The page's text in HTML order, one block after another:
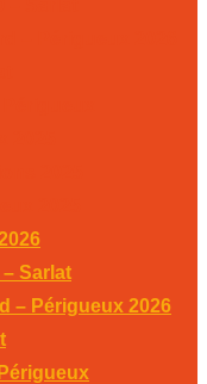
– Sarlat
– Périgueux 2026